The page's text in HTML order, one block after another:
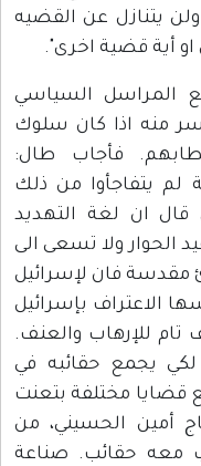
ولن يتنازل عن القضيه
او أية قضية اخرى".
المراسل السياسي
منه اذا كان سلوك
فأجاب طال:
لم يتفاجأوا من ذلك
ان لغة التهديد
الحوار ولا تسعى الى
مقدسة فان لإسرائيل
الاعتراف بإسرائيل
للإرهاب والعنف.
يجمع حقائبه في
قضايا مختلفة بتعنت
أمين الحسيني، من
معه حقائب. صناعة